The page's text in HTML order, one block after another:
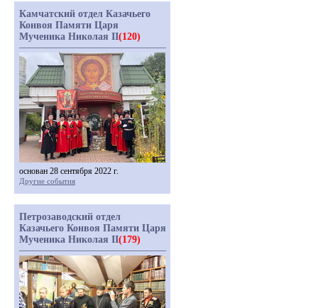
Камчатский отдел Казачьего
Конвоя Памяти Царя
Мученика Николая II(120)
основан 28 сентября 2022 г.
Другие события
Петрозаводский отдел
Казачьего Конвоя Памяти Царя
Мученика Николая II(179)